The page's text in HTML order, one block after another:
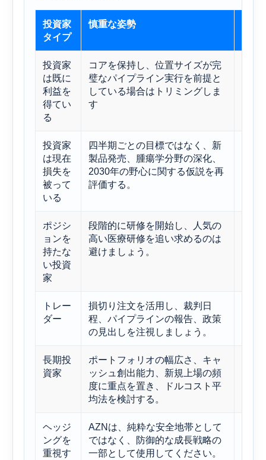
投資家
タイプ
慎重な姿勢
投資家
は既に
利益を
得てい
る
コアを保持し、位置サイズが完
璧なパイプライン実行を前提と
している場合はトリミングしま
す
投資家
は現在
損失を
被って
いる
四半期ごとの目標ではなく、新
製品発売、腫瘍学分野の深化、
2030年の野心に関する仮説を再
評価する。
ポジシ
ョンを
持たな
い投資
家
段階的に研修を開始し、人気の
高い医療研修を追い求めるのは
避けましょう。
トレー
ダー
損切り注文を活用し、裁判日
程、パイプラインの報告、政策
の見出しを注視しましょう。
長期投
資家
ポートフォリオの幅広さ、キャ
ッシュ創出能力、新規上場の頻
度に重点を置き、ドルコスト平
均法を検討する。
ヘッジ
ングを
重視す
AZNは、純粋な安全地帯として
ではなく、防御的な成長戦略の
一部として使用してください。